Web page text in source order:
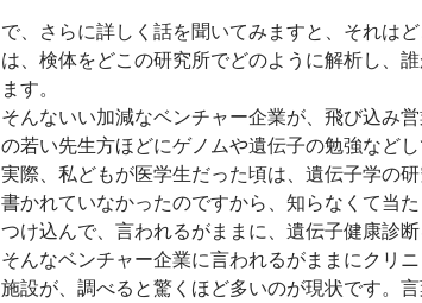
で、さらに詳しく話を聞いてみますと、それは
は、検体をどこの研究所でどのように解析し、
ます。
そんないい加減なベンチャー企業が、飛び込み
の若い先生方ほどにゲノムや遺伝子の勉強などし
実際、私どもが医学生だった頃は、遺伝子学の
書かれていなかったのですから、知らなくて当
つけ込んで、言われるがままに、遺伝子健康診
そんなベンチャー企業に言われるがままにクリ
施設が、調べると驚くほど多いのが現状です。